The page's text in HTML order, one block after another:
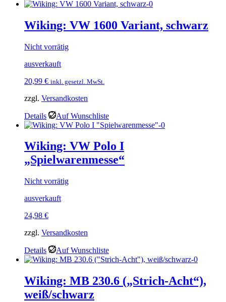
Wiking: VW 1600 Variant, schwarz
Nicht vorrätig
ausverkauft
20,99 € inkl. gesetzl. MwSt.
zzgl. Versandkosten
Details Auf Wunschliste
Wiking: VW Polo I
„Spielwarenmesse“
Nicht vorrätig
ausverkauft
24,98 €
zzgl. Versandkosten
Details Auf Wunschliste
Wiking: MB 230.6 („Strich-Acht“),
weiß/schwarz